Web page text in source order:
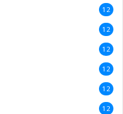
12
12
12
12
12
12